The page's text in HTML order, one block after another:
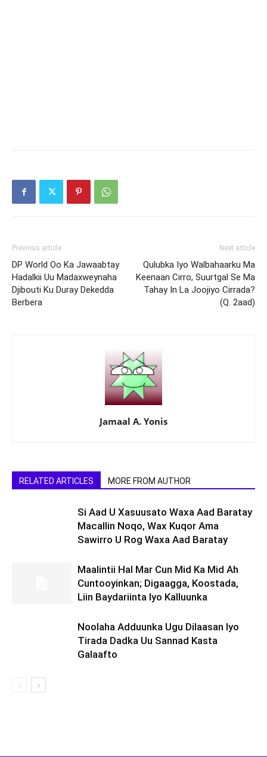
Previous article
DP World Oo Ka Jawaabtay
Hadalkii Uu Madaxweynaha
Djibouti Ku Duray Dekedda
Berbera
Next article
Qulubka Iyo Walbahaarku Ma
Keenaan Cirro, Suurtgal Se Ma
Tahay In La Joojiyo Cirrada?
(Q. 2aad)
Jamaal A. Yonis
RELATED ARTICLES MORE FROM AUTHOR
Si Aad U Xasuusato Waxa Aad Baratay
Macallin Noqo, Wax Kuqor Ama
Sawirro U Rog Waxa Aad Baratay
Maalintii Hal Mar Cun Mid Ka Mid Ah
Cuntooyinkan; Digaagga, Koostada,
Liin Baydariinta Iyo Kalluunka
Noolaha Adduunka Ugu Dilaasan Iyo
Tirada Dadka Uu Sannad Kasta
Galaafto